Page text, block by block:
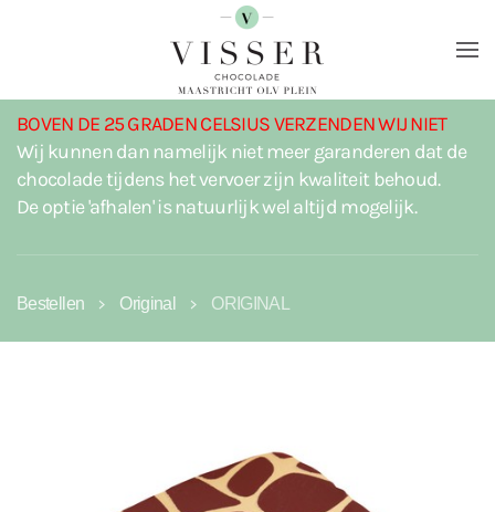
Terug naar hoofdinhoud
BOVEN DE 25 GRADEN CELSIUS VERZENDEN WIJ NIET
Wij kunnen dan namelijk niet meer garanderen dat de
chocolade tijdens het vervoer zijn kwaliteit behoud.
De optie 'afhalen' is natuurlijk wel altijd mogelijk.
Bestellen Original ORIGINAL